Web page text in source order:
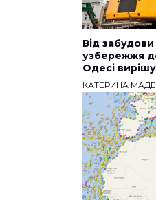
Від
узбережжя
Одесі
КАТЕРИНА